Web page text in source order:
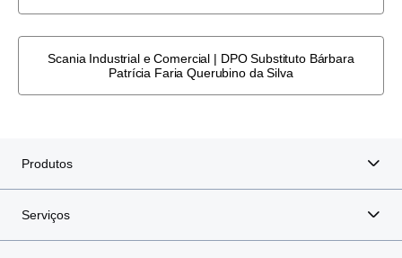
Scania Industrial e Comercial | DPO Substituto Bárbara
Patrícia Faria Querubino da Silva
Produtos
Serviços